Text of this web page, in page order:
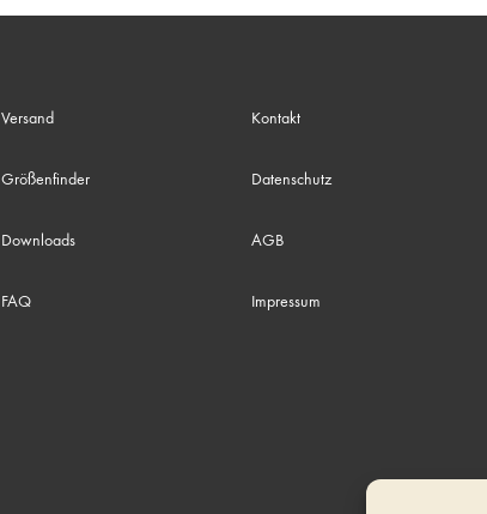
Versand
Größenfinder
Downloads
FAQ
Kontakt
Datenschutz
AGB
Impressum